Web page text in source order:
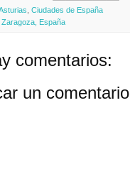
Ciudades de España
Zaragoza, España
comentarios:
un comentario